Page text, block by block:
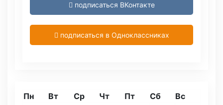
подписаться ВКонтакте
подписаться в Одноклассниках
Пн Вт Ср Чт Пт Сб Вс